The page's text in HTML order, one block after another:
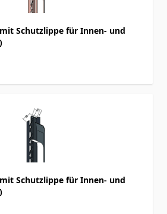
Schutzlippe für Innen- und
Schutzlippe für Innen- und